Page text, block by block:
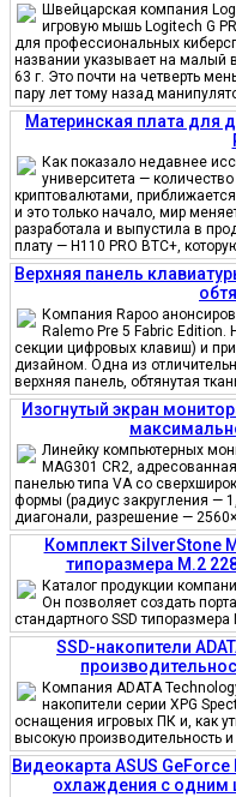
Швейцарская компания
игровую мышь Logitech G
для профессиональных
названии указывает на малый
63 г. Это почти на четверть
пару лет тому назад
Материнская плата для
Как показало недавнее
университета —
криптовалютами,
и это только начало, мир
разработала и выпустила в
плату — H110 PRO BTC+,
Верхняя панель
Компания Rapoo
Ralemo Pre 5 Fabric
секции цифровых клавиш) и
дизайном. Одна из
верхняя панель, обтянутая
Изогнутый экран
Линейку компьютерных
MAG301 CR2,
панелью типа VA со
формы (радиус закругления —
диагонали, разрешение —
Комплект SilverStone
типоразмера M.2
Каталог продукции
Он позволяет создать
стандартного SSD
SSD-накопители
Компания ADATA
накопители серии XPG
оснащения игровых ПК и, как
высокую производительность
Видеокарта ASUS
охлаждения с одним